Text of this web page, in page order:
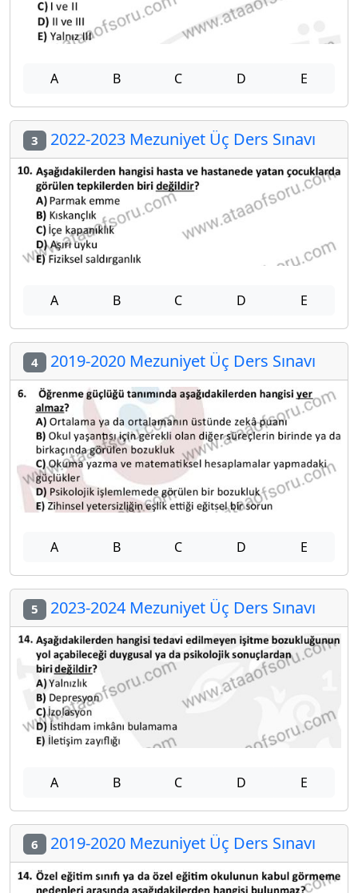
A B C D E
3 2022-2023 Mezuniyet Üç Ders Sınavı
A B C D E
4 2019-2020 Mezuniyet Üç Ders Sınavı
A B C D E
5 2023-2024 Mezuniyet Üç Ders Sınavı
A B C D E
6 2019-2020 Mezuniyet Üç Ders Sınavı